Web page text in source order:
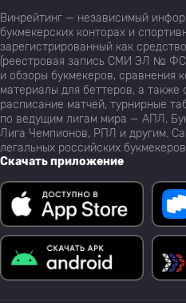
Винрейтинг — независимый
букмекерских конторах и
зарегистрированный как
(реестровая запись СМИ ЭЛ № ФС
и обзоры букмекеров, сравнения
материалы для беттеров, а также
расписание матчей, турнирные
по ведущим лигам мира — АПЛ,
Лига Чемпионов, РПЛ и другим.
легальных российских
Скачать приложение